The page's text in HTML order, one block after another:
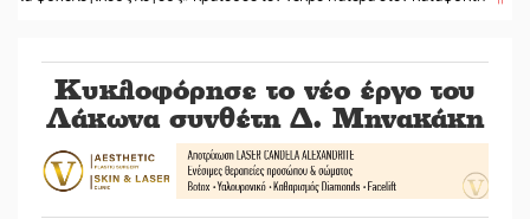
Κυκλοφόρησε το νέο έργο του
Λάκωνα συνθέτη Δ. Μηνακάκη